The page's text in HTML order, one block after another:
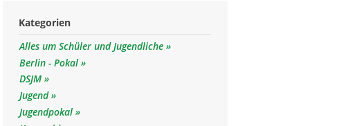
Kategorien
Alles um Schüler und Jugendliche
Berlin - Pokal
DSJM
Jugend
Jugendpokal